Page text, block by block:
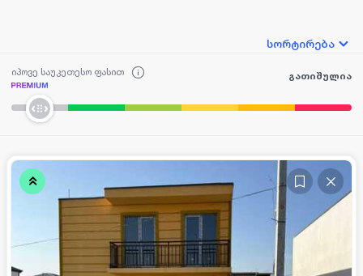
სორტირება
იპოვე საუკეთესო ფასით გათიშულია